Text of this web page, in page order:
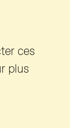
ces
plus